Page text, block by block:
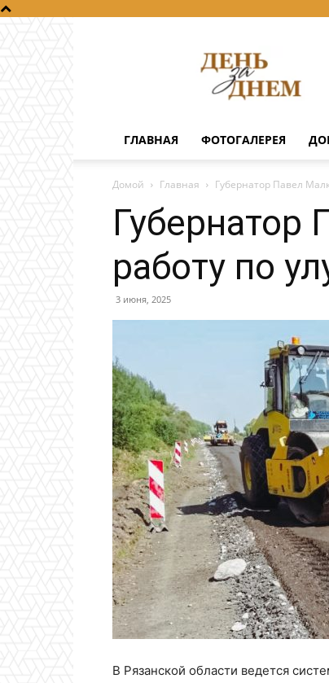
за
днем
ГЛАВНАЯ ФОТОГАЛЕРЕЯ
Домой Главная Губернатор Павел
работу по
3 июня, 2025
В Рязанской области ведется